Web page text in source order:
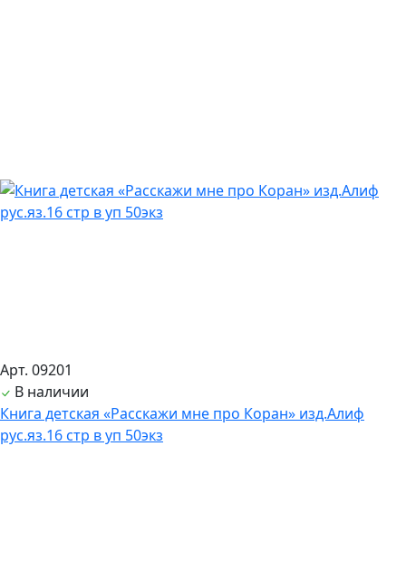
Арт. 09201
В наличии
Книга детская «Расскажи мне про Коран» изд.Алиф
рус.яз.16 стр в уп 50экз